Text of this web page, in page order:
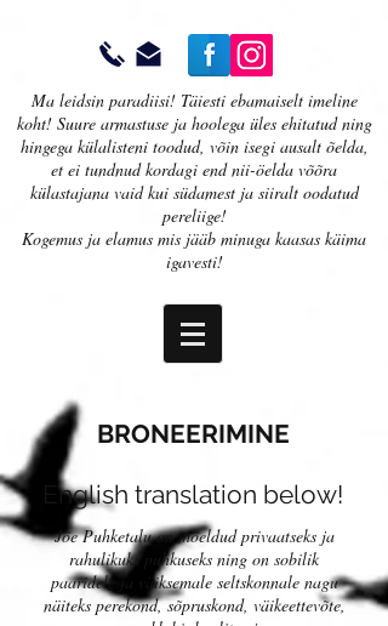
Ma leidsin paradiisi! Täiesti ebamaiselt imeline
koht! Suure armastuse ja hoolega üles ehitatud ning
hingega külalisteni toodud, võin isegi ausalt õelda,
et ei tundnud kordagi end nii-öelda võõra
külastajana vaid kui südamest ja siiralt oodatud
pereliige!
Kogemus ja elamus mis jääb minuga kaasas käima
igavesti!
BRONEERIMINE
English translation below!
Jõe Puhketalu on mõeldud privaatseks ja
rahulikuks puhkuseks ning on sobilik
paaridele ja väiksemale seltskonnale nagu
näiteks perekond, sõpruskond, väikeettevõte,